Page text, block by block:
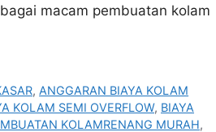
macam pembuatan kolam
, ANGGARAN BIAYA KOLAM
KOLAM SEMI OVERFLOW, BIAYA
KOLAMRENANG MURAH,